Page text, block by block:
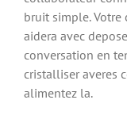
bruit simple.
aidera avec
conversation en
cristalliser averes
alimentez la.